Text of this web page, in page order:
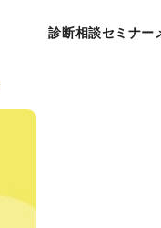
診断相談セミナー